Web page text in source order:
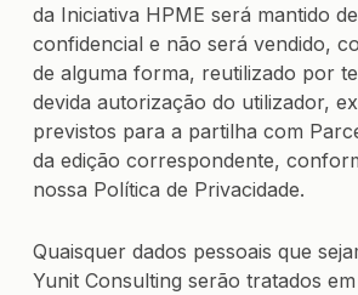
da Iniciativa HPME será mantido
confidencial e não será vendido,
de alguma forma, reutilizado por
devida autorização do utilizador,
previstos para a partilha com
da edição correspondente,
nossa Política de Privacidade.
Quaisquer dados pessoais que
Yunit Consulting serão tratados